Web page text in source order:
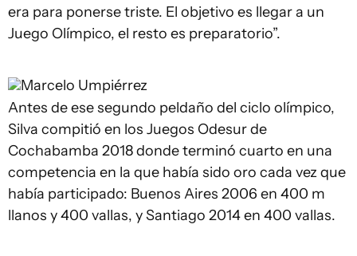
era para ponerse triste. El objetivo es llegar a un
Juego Olímpico, el resto es preparatorio”.
Marcelo Umpiérrez
Antes de ese segundo peldaño del ciclo olímpico,
Silva compitió en los Juegos Odesur de
Cochabamba 2018 donde terminó cuarto en una
competencia en la que había sido oro cada vez que
había participado: Buenos Aires 2006 en 400 m
llanos y 400 vallas, y Santiago 2014 en 400 vallas.